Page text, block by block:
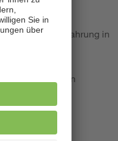
w/d) sowie Erfahrung in
sowie deren